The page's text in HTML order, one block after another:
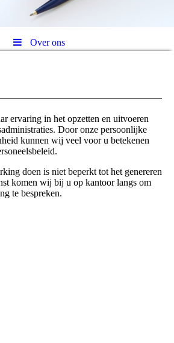
Over ons
ervaring in het opzetten en uitvoeren
Door onze persoonlijke
kunnen wij veel voor u betekenen
doen is niet beperkt tot het genereren
komen wij bij u op kantoor langs om
te bespreken.